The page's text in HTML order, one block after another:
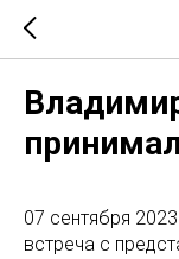
07 сентября
встреча с